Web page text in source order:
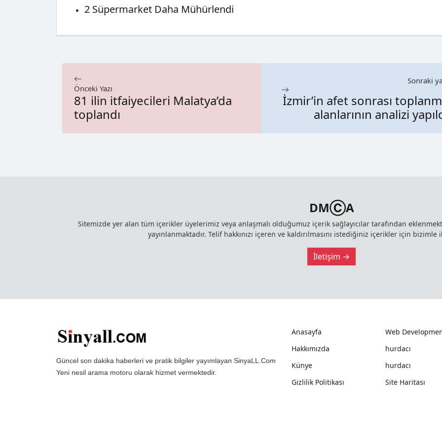
2 Süpermarket Daha Mühürlendi
Önceki Yazı
81 ilin itfaiyecileri Malatya’da
toplandı
Sonraki
İzmir’in afet sonrası
alanlarının analizi
DMⒸA
Sitemizde yer alan tüm içerikler üyelerimiz veya anlaşmalı olduğumuz içerik sağlayıcılar tarafından
yayınlanmaktadır. Telif hakkınızı içeren ve kaldırılmasını istediğiniz içerikler için
İletişim →
Güncel son dakika haberleri ve pratik bilgiler yayımlayan SinyaLL.Com
Yeni nesil arama motoru olarak hizmet vermektedir.
Anasayfa
Hakkımızda
Künye
Gizlilik Politikası
Web
hurdacı
hurdacı
Site Haritası